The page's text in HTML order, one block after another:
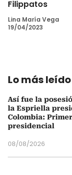
Filippatos
Lina María Vega
19/04/2023
Lo más leído
Así fue la
la Espriella
Colombia:
presidencial
08/08/2026